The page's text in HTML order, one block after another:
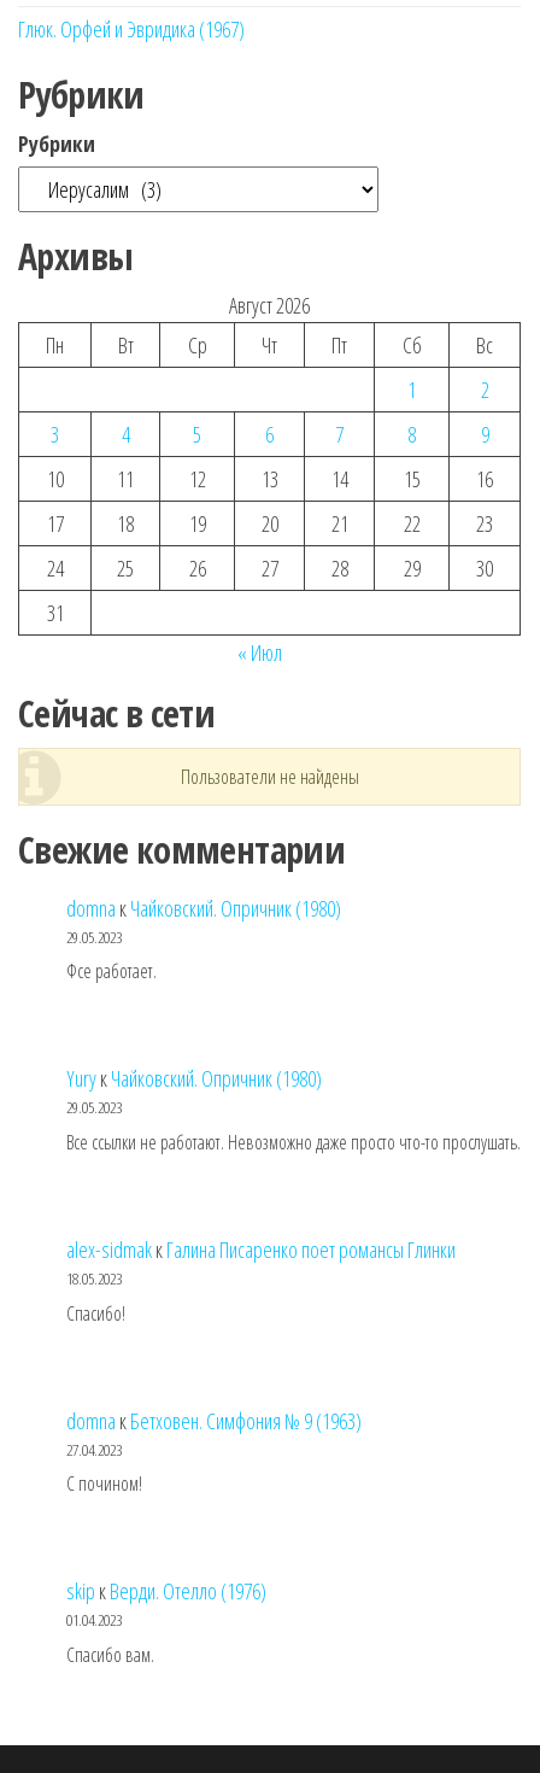
Глюк. Орфей и Эвридика (1967)
Рубрики
Рубрики
Архивы
Август 2026
Пн
Вт Ср Чт Пт Сб
Вс
1
2
3
4 5 6 7 8
9
10
11 12 13 14 15
16
17
18 19 20 21 22
23
24
25 26 27 28 29
30
31
« Июл
Сейчас в сети
Пользователи не найдены
Свежие комментарии
domna кЧайковский. Опричник (1980)
29.05.2023
Фсе работает.
YuryкЧайковский. Опричник (1980)
29.05.2023
Все ссылки не работают. Невозможно даже просто что-то прослушать.
alex-sidmakкГалина Писаренко поет романсы Глинки
18.05.2023
Спасибо!
domna кБетховен. Симфония № 9 (1963)
27.04.2023
С почином!
skip кВерди. Отелло (1976)
01.04.2023
Спасибо вам.